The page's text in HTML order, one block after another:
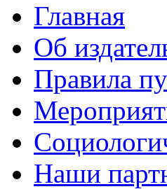
Главная
Об
Правила
Наши